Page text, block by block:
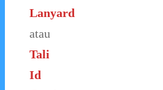
Lanyard
atau
Tali
Id